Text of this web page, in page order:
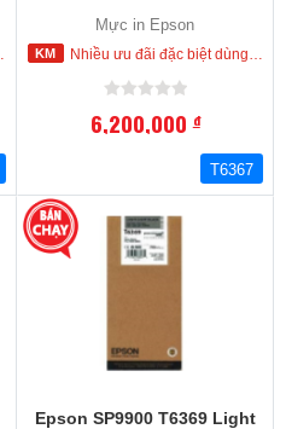
Mực in Epson
Nhiều ưu đãi đặc biệt dùng cho khách hàng đặt mua ngay trong hôm nay
6,200,000đ
T6367
Epson SP9900 T6369 Light